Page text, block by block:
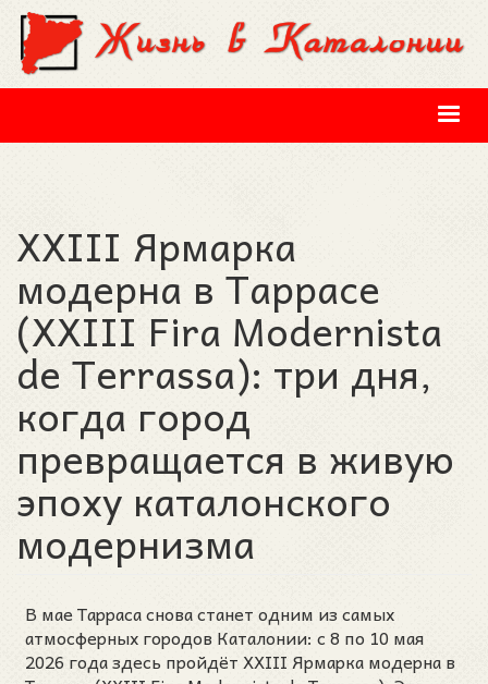
Перейти к основному содержанию
XXIII Ярмарка
модерна в Таррасе
(XXIII Fira Modernista
de Terrassa): три дня,
когда город
превращается в живую
эпоху каталонского
модернизма
В мае Тарраса снова станет одним из самых
атмосферных городов Каталонии: с 8 по 10 мая
2026 года здесь пройдёт XXIII Ярмарка модерна в